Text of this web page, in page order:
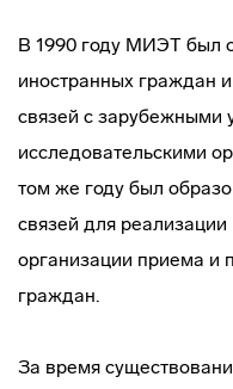
В 1990 году МИЭТ был
иностранных граждан
связей с зарубежными
исследовательскими
том же году был
связей для
организации приема и
граждан.
За время